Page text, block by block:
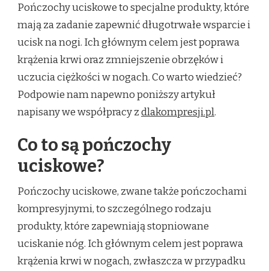
CZYM
I
ILE
NALEŻY
JE
Pończochy uciskowe to specjalne produkty, które
mają za zadanie zapewnić długotrwałe wsparcie i
ucisk na nogi. Ich głównym celem jest poprawa
krążenia krwi oraz zmniejszenie obrzęków i
uczucia ciężkości w nogach. Co warto wiedzieć?
Podpowie nam napewno poniższy artykuł
napisany we współpracy zdlakompresji.pl.
Co to są pończochy
uciskowe?
Pończochy uciskowe, zwane także pończochami
kompresyjnymi, to szczególnego rodzaju
produkty, które zapewniają stopniowane
uciskanie nóg. Ich głównym celem jest poprawa
krążenia krwi w nogach, zwłaszcza w przypadku